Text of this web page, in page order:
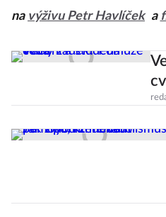
na výživu Petr Havlíček a